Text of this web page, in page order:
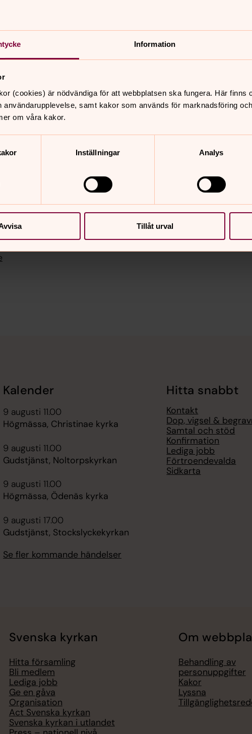
Information
(cookies) är nödvändiga för att webbplatsen ska fungera. Här
användarupplevelse, samt kakor som används för marknadsföring
om våra kakor.
Inställningar Analys
Tillåt urval
Alingsås pastorats begravningskapell.
innehåll?
Kalender
9 augusti 11.00
Högmässa, Christinae kyrka
9 augusti 11.00
Gudstjänst, Noltorpskyrkan
9 augusti 11.00
Högmässa, Ödenäs kyrka
9 augusti 17.00
Gudstjänst, Stockslyckekyrkan
Se fler kommande händelser
Hitta snabbt
Kontakt
Dop, vigsel &
Samtal och stöd
Konfirmation
Lediga jobb
Förtroendevalda
Sidkarta
Svenska kyrkan
Hitta församling
Bli medlem
Lediga jobb
Ge en gåva
Organisation
Act Svenska kyrkan
Svenska kyrkan i utlandet
Om
Behandling av
personuppgifter
Kakor
Lyssna